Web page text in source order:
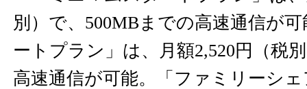
別）で、500MBまでの高速通信が
ートプラン」は、月額2,520円（税
高速通信が可能。「ファミリーシ